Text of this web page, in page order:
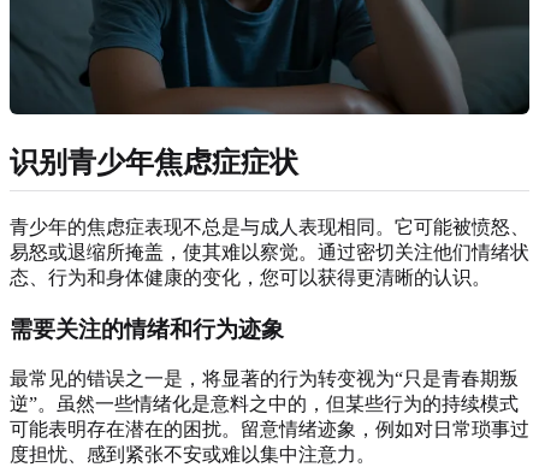
识别青少年焦虑症症状
青少年的焦虑症表现不总是与成人表现相同。它可能被愤怒、
易怒或退缩所掩盖，使其难以察觉。通过密切关注他们情绪状
态、行为和身体健康的变化，您可以获得更清晰的认识。
需要关注的情绪和行为迹象
最常见的错误之一是，将显著的行为转变视为“只是青春期叛
逆”。虽然一些情绪化是意料之中的，但某些行为的持续模式
可能表明存在潜在的困扰。留意情绪迹象，例如对日常琐事过
度担忧、感到紧张不安或难以集中注意力。